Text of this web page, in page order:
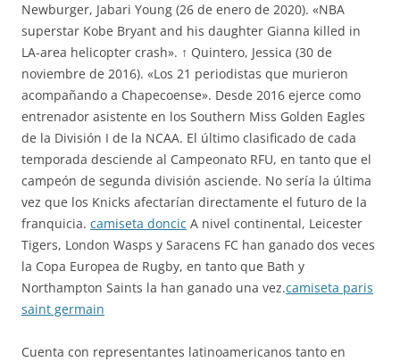
Newburger, Jabari Young (26 de enero de 2020). «NBA
superstar Kobe Bryant and his daughter Gianna killed in
LA-area helicopter crash». ↑ Quintero, Jessica (30 de
noviembre de 2016). «Los 21 periodistas que murieron
acompañando a Chapecoense». Desde 2016 ejerce como
entrenador asistente en los Southern Miss Golden Eagles
de la División I de la NCAA. El último clasificado de cada
temporada desciende al Campeonato RFU, en tanto que el
campeón de segunda división asciende. No sería la última
vez que los Knicks afectarían directamente el futuro de la
franquicia. camiseta doncic A nivel continental, Leicester
Tigers, London Wasps y Saracens FC han ganado dos veces
la Copa Europea de Rugby, en tanto que Bath y
Northampton Saints la han ganado una vez.camiseta paris
saint germain
Cuenta con representantes latinoamericanos tanto en